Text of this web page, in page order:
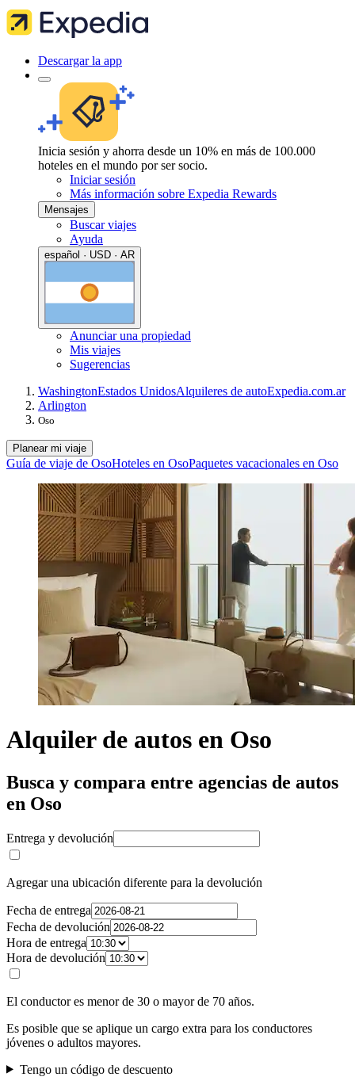
Descargar la app
Inicia sesión y ahorra desde un 10% en más de 100.000
hoteles en el mundo por ser socio.
Iniciar sesión
Más información sobre Expedia Rewards
Mensajes
Buscar viajes
Ayuda
español · USD · AR
Anunciar una propiedad
Mis viajes
Sugerencias
WashingtonEstados UnidosAlquileres de autoExpedia.com.ar
Arlington
Oso
Planear mi viaje
Guía de viaje de OsoHoteles en OsoPaquetes vacacionales en Oso
Alquiler de autos en Oso
Busca y compara entre agencias de autos
en Oso
Entrega y devolución
Agregar una ubicación diferente para la devolución
Fecha de entrega
Fecha de devolución
Hora de entrega
Hora de devolución
El conductor es menor de 30 o mayor de 70 años.
Es posible que se aplique un cargo extra para los conductores
jóvenes o adultos mayores.
Tengo un código de descuento